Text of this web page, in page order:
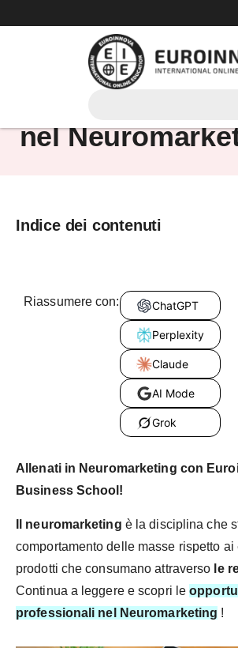
al
Sbocchi
nel
Indice dei contenuti
Riassumere con: ChatGPT
Perplexity
Claude
AI Mode
Grok
Allenati in Neuromarketing con
Business School!
Il neuromarketing è la disciplina che
comportamento delle masse rispetto ai
prodotti che consumano attraverso le
Continua a leggere e scopri le
professionali nel Neuromarketing !